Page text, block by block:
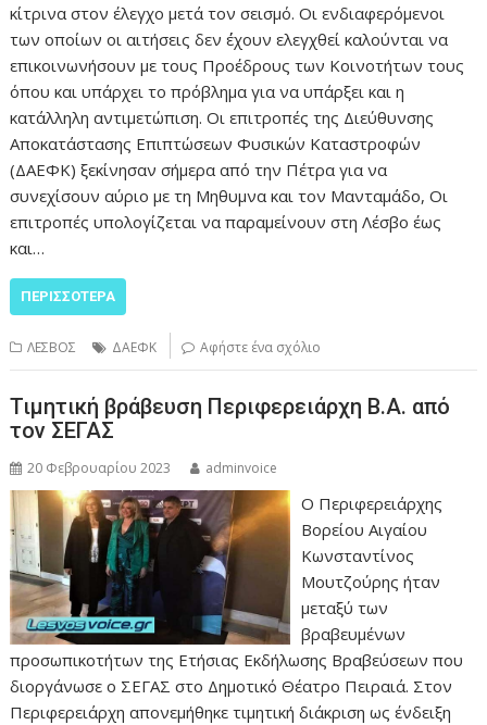
κίτρινα στον έλεγχο μετά τον σεισμό. Οι ενδιαφερόμενοι
των οποίων οι αιτήσεις δεν ΄έχουν ελεγχθεί καλούνται να
επικοινωνήσουν με τους Προέδρους των Κοινοτήτων τους
όπου και υπάρχει το πρόβλημα για να υπάρξει και η
κατάλληλη αντιμετώπιση. Οι επιτροπές της Διεύθυνσης
Αποκατάστασης Επιπτώσεων Φυσικών Καταστροφών
(ΔΑΕΦΚ) ξεκίνησαν σήμερα από την Πέτρα για να
συνεχίσουν αύριο με τη Μηθυμνα και τον Μανταμάδο, Οι
επιτροπές υπολογίζεται να παραμείνουν στη Λέσβο έως
και…
ΠΕΡΙΣΣΌΤΕΡΑ
ΛΕΣΒΟΣ ΔΑΕΦΚ Αφήστε ένα σχόλιο
Τιμητική βράβευση Περιφερειάρχη Β.Α. από
τον ΣΕΓΑΣ
20 Φεβρουαρίου 2023 adminvoice
Ο Περιφερειάρχης
Βορείου Αιγαίου
Κωνσταντίνος
Μουτζούρης ήταν
μεταξύ των
βραβευμένων
προσωπικοτήτων της Ετήσιας Εκδήλωσης Βραβεύσεων που
διοργάνωσε ο ΣΕΓΑΣ στο Δημοτικό Θέατρο Πειραιά. Στον
Περιφερειάρχη απονεμήθηκε τιμητική διάκριση ως ένδειξη